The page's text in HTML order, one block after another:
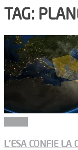
TAG:
L’ESA CONFIE LA